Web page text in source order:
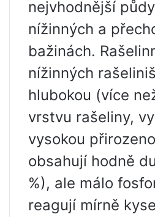
nejvhodnější
nížinných a
bažinách.
nížinných
hlubokou (více
vrstvu rašeliny,
vysokou
obsahují hodně
%), ale málo
reagují mírně